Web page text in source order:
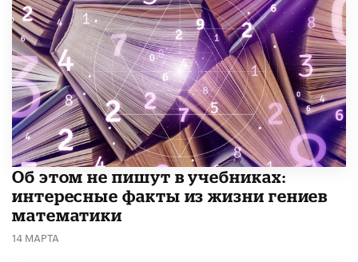
Об этом не пишут в учебниках:
интересные факты из жизни гениев
математики
14 МАРТА